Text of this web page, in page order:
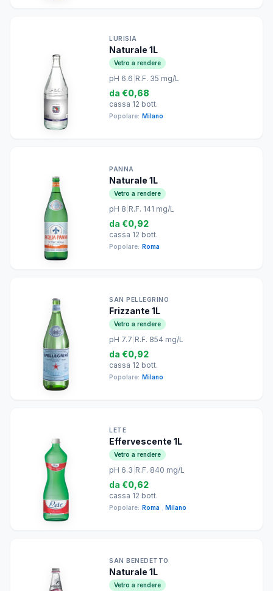
LURISIA
Naturale 1L
Vetro a rendere
pH 6.6 R.F. 35 mg/L
da €0,68
cassa 12 bott.
Popolare: Milano
PANNA
Naturale 1L
Vetro a rendere
pH 8 R.F. 141 mg/L
da €0,92
cassa 12 bott.
Popolare: Roma
SAN PELLEGRINO
Frizzante 1L
Vetro a rendere
pH 7.7 R.F. 854 mg/L
da €0,92
cassa 12 bott.
Popolare: Milano
LETE
Effervescente 1L
Vetro a rendere
pH 6.3 R.F. 840 mg/L
da €0,62
cassa 12 bott.
Popolare: Roma Milano
SAN BENEDETTO
Naturale 1L
Vetro a rendere